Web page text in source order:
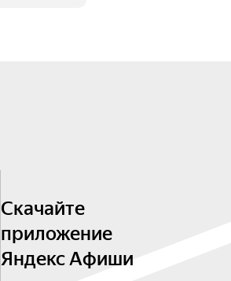
Скачайте
приложение
Яндекс Афиши